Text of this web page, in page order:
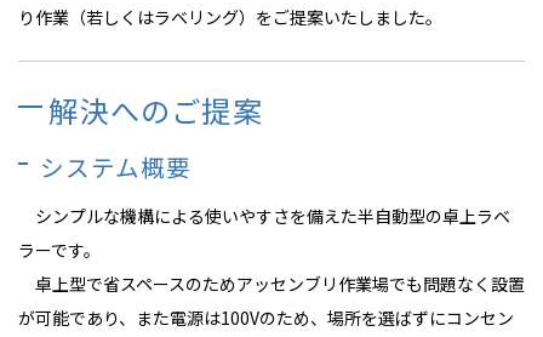
り作業（若しくはラベリング）をご提案いたしました。
解決へのご提案
システム概要
シンプルな機構による使いやすさを備えた半自動型の卓上ラベ
ラーです。
卓上型で省スペースのためアッセンブリ作業場でも問題なく設置
が可能であり、また電源は100Vのため、場所を選ばずにコンセン